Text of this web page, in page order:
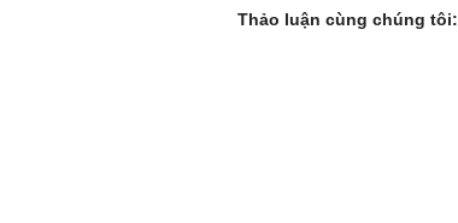
Thảo luận cùng chúng tôi: